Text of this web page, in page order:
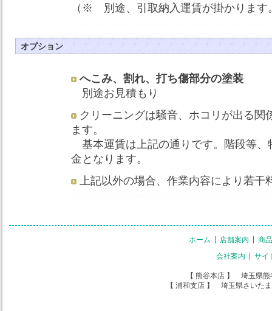
（※ 別途、引取納入運賃が掛かりま
オプション
へこみ、割れ、打ち傷部分の塗装
別途お見積もり
クリーニングは騒音、ホコリが出る関
ます。
基本運賃は上記の通りです。階段等、
金となります。
上記以外の場合、作業内容により若干
ホーム 店舗案内
商
会社案内
サイ
【 熊谷本店 】 埼玉県
【 浦和支店 】 埼玉県さいた